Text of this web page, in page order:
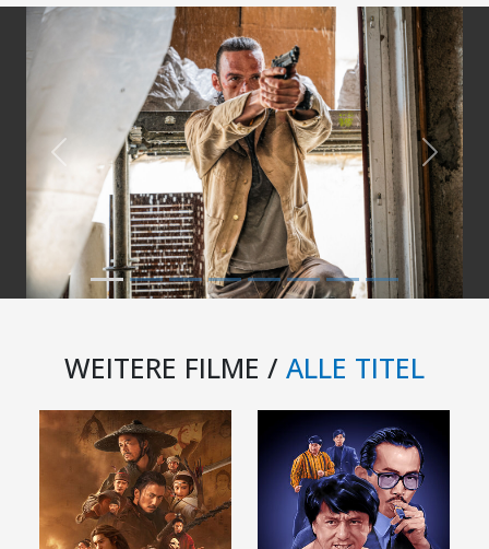
Previous Next
WEITERE FILME / ALLE TITEL